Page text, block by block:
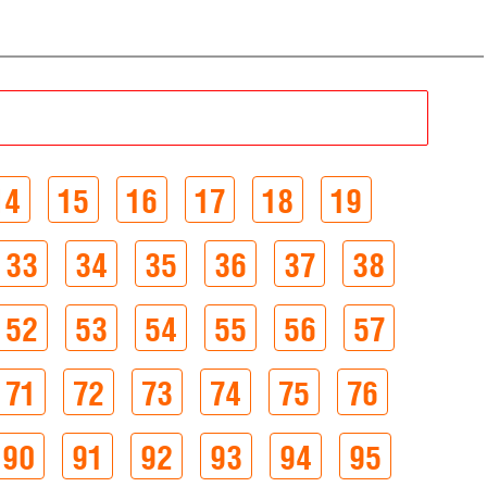
15 16 17 18
19
33 34 35 36 37
38
52 53 54 55 56
57
71 72 73 74 75
76
90 91 92 93 94
95